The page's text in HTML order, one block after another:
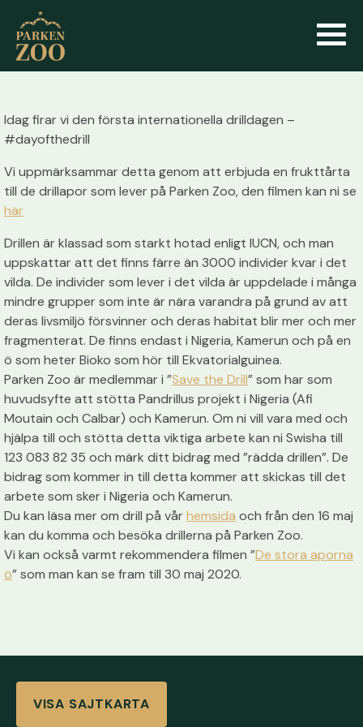
Idag firar vi den första internationella drilldagen –
#dayofthedrill
Vi uppmärksammar detta genom att erbjuda en frukttårta
till de drillapor som lever på Parken Zoo, den filmen kan ni se
här
Drillen är klassad som starkt hotad enligt IUCN, och man
uppskattar att det finns färre än 3000 individer kvar i det
vilda. De individer som lever i det vilda är uppdelade i många
mindre grupper som inte är nära varandra på grund av att
deras livsmiljö försvinner och deras habitat blir mer och mer
fragmenterat. De finns endast i Nigeria, Kamerun och på en
ö som heter Bioko som hör till Ekvatorialguinea.
Parken Zoo är medlemmar i ”Save the Drill” som har som
huvudsyfte att stötta Pandrillus projekt i Nigeria (Afi
Moutain och Calbar) och Kamerun. Om ni vill vara med och
hjälpa till och stötta detta viktiga arbete kan ni Swisha till
123 083 82 35 och märk ditt bidrag med ”rädda drillen”. De
bidrag som kommer in till detta kommer att skickas till det
arbete som sker i Nigeria och Kamerun.
Du kan läsa mer om drill på vår hemsida och från den 16 maj
kan du komma och besöka drillerna på Parken Zoo.
Vi kan också varmt rekommendera filmen ”De stora aporna
ö” som man kan se fram till 30 maj 2020.
VISA SAJTKARTA